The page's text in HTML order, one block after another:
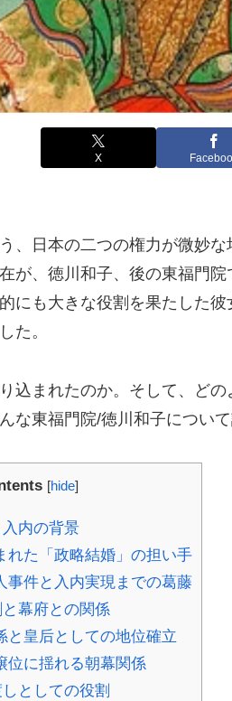
X
、日本の二つの権力が微妙
が、徳川和子、後の東福門
にも大きな役割を果たした
た。
込まれたのか。そして、ど
な東福門院/徳川和子につい
[hide]
内の背景
れた「政略結婚」の担い手
事件と入内実現までの葛藤
幕府との関係
と皇后としての地位確立
位に揺れる朝幕関係
としての役割